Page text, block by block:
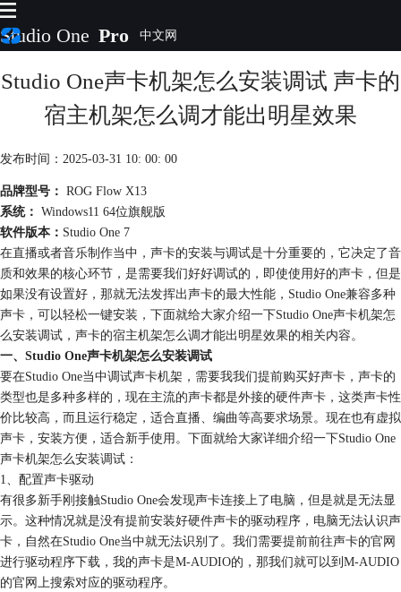
Studio One Pro
首页
视频教程
购买
Studio One声卡机架怎么安装调试 声卡的
宿主机架怎么调才能出明星效果
发布时间：2025-03-31 10: 00: 00
品牌型号： ROG Flow X13
系统： Windows11 64位旗舰版
软件版本： Studio One 7
在直播或者音乐制作当中，声卡的安装与调试是十分重要的，它决定了音
质和效果的核心环节，是需要我们好好调试的，即使使用好的声卡，但是
如果没有设置好，那就无法发挥出声卡的最大性能，Studio One兼容多种
声卡，可以轻松一键安装，下面就给大家介绍一下Studio One声卡机架怎
么安装调试，声卡的宿主机架怎么调才能出明星效果的相关内容。
一、Studio One声卡机架怎么安装调试
要在Studio One当中调试声卡机架，需要我我们提前购买好声卡，声卡的
类型也是多种多样的，现在主流的声卡都是外接的硬件声卡，这类声卡性
价比较高，而且运行稳定，适合直播、编曲等高要求场景。现在也有虚拟
声卡，安装方便，适合新手使用。下面就给大家详细介绍一下Studio One
声卡机架怎么安装调试：
1、配置声卡驱动
有很多新手刚接触Studio One会发现声卡连接上了电脑，但是就是无法显
示。这种情况就是没有提前安装好硬件声卡的驱动程序，电脑无法认识声
卡，自然在Studio One当中就无法识别了。我们需要提前前往声卡的官网
进行驱动程序下载，我的声卡是M-AUDIO的，那我们就可以到M-AUDIO
的官网上搜索对应的驱动程序。